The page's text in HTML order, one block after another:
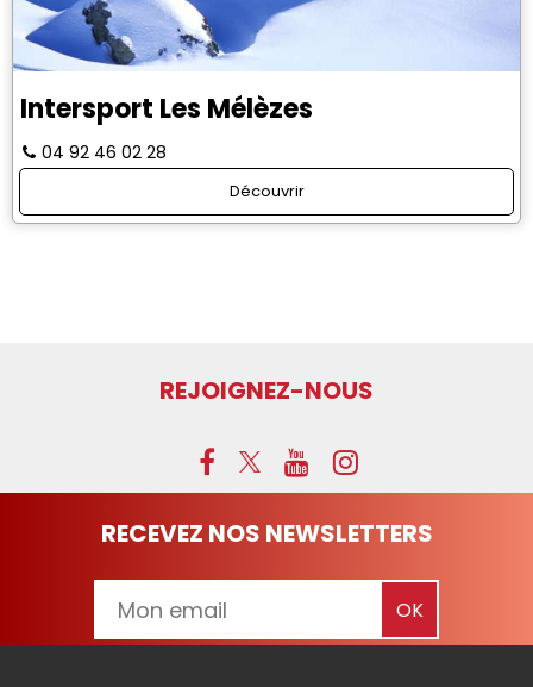
Intersport Les Mélèzes
04 92 46 02 28
Découvrir
REJOIGNEZ-NOUS
RECEVEZ NOS NEWSLETTERS